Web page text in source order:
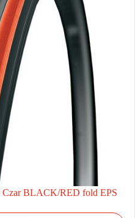
Czar BLACK/RED fold EPS